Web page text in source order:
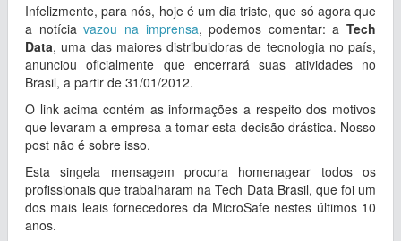
Infelizmente, para nós, hoje é um dia triste, que só agora que
a notíciavazou na imprensa, podemos comentar: a Tech
Data, uma das maiores distribuidoras de tecnologia no país,
anunciou oficialmente que encerrará suas atividades no
Brasil, a partir de 31/01/2012.
O link acima contém as informações a respeito dos motivos
que levaram a empresa a tomar esta decisão drástica. Nosso
post não é sobre isso.
Esta singela mensagem procura homenagear todos os
profissionais que trabalharam na Tech Data Brasil, que foi um
dos mais leais fornecedores da MicroSafe nestes últimos 10
anos.